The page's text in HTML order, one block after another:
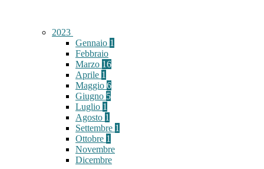
2023
Gennaio 1
Febbraio
Marzo 16
Aprile 1
Maggio 6
Giugno 5
Luglio 1
Agosto 1
Settembre 1
Ottobre 1
Novembre
Dicembre